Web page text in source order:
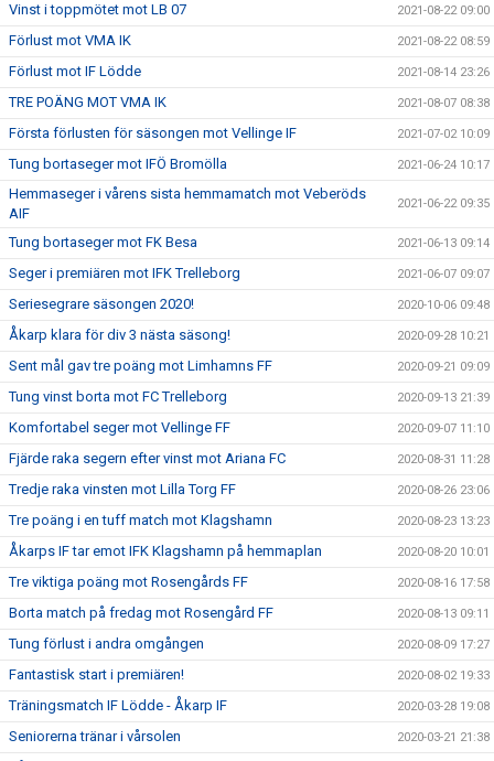
Vinst i toppmötet mot LB 07 2021-08-22 09:00
Förlust mot VMA IK 2021-08-22 08:59
Förlust mot IF Lödde 2021-08-14 23:26
TRE POÄNG MOT VMA IK 2021-08-07 08:38
Första förlusten för säsongen mot Vellinge IF 2021-07-02 10:09
Tung bortaseger mot IFÖ Bromölla 2021-06-24 10:17
Hemmaseger i vårens sista hemmamatch mot Veberöds
AIF
2021-06-22 09:35
Tung bortaseger mot FK Besa 2021-06-13 09:14
Seger i premiären mot IFK Trelleborg 2021-06-07 09:07
Seriesegrare säsongen 2020! 2020-10-06 09:48
Åkarp klara för div 3 nästa säsong! 2020-09-28 10:21
Sent mål gav tre poäng mot Limhamns FF 2020-09-21 09:09
Tung vinst borta mot FC Trelleborg 2020-09-13 21:39
Komfortabel seger mot Vellinge FF 2020-09-07 11:10
Fjärde raka segern efter vinst mot Ariana FC 2020-08-31 11:28
Tredje raka vinsten mot Lilla Torg FF 2020-08-26 23:06
Tre poäng i en tuff match mot Klagshamn 2020-08-23 13:23
Åkarps IF tar emot IFK Klagshamn på hemmaplan 2020-08-20 10:01
Tre viktiga poäng mot Rosengårds FF 2020-08-16 17:58
Borta match på fredag mot Rosengård FF 2020-08-13 09:11
Tung förlust i andra omgången 2020-08-09 17:27
Fantastisk start i premiären! 2020-08-02 19:33
Träningsmatch IF Lödde - Åkarp IF 2020-03-28 19:08
Seniorerna tränar i vårsolen 2020-03-21 21:38